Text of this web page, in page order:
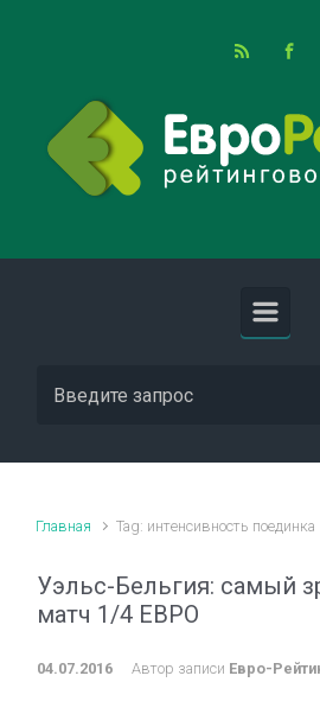
Главная Tag: интенсивность поединка
Уэльс-Бельгия: самый
матч 1/4 ЕВРО
04.07.2016 Автор записи Евро-